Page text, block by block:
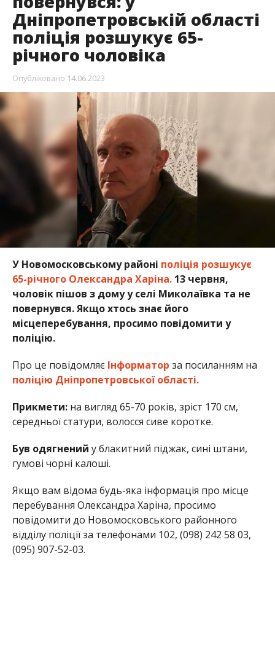
Дніпропетровській області
поліція розшукує 65-
річного чоловіка
Опубліковано 14.06.2023
У Новомосковському районі поліція розшукує
65-річного Олександра Харіна.13 червня,
чоловік пішов з дому у селі Миколаївка та не
повернувся. Якщо хтось знає його
місцеперебування, просимо повідомити у
поліцію.
Про це повідомляє Інформатор за посиланням на
поліцію Дніпропетровської області.
Прикмети:на вигляд 65-70 років, зріст 170 см,
середньої статури, волосся сиве коротке.
Був одягнений у блакитний піджак, сині штани,
гумові чорні калоші.
Якщо вам відома будь-яка інформація про місце
перебування Олександра Харіна, просимо
повідомити до Новомосковського районного
відділу поліції за телефонами 102, (098) 242 58 03,
(095) 907-52-03.